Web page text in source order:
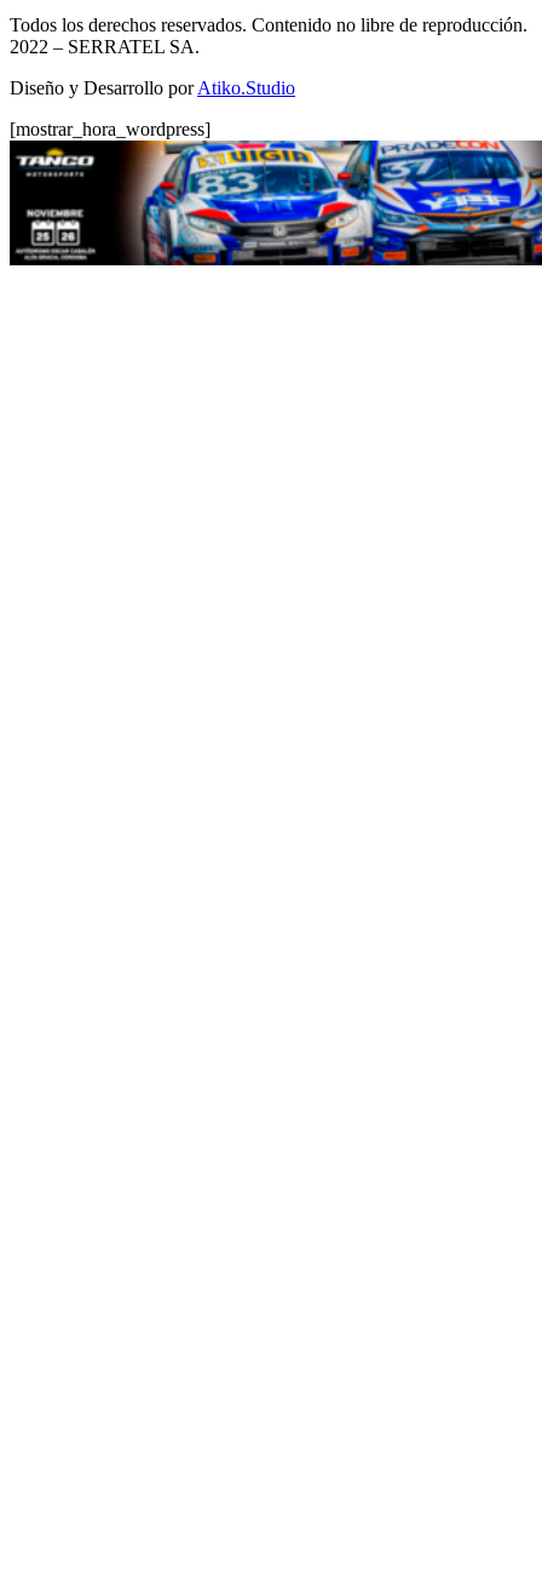
Todos los derechos reservados. Contenido no libre de reproducción.
2022 – SERRATEL SA.
Diseño y Desarrollo porAtiko.Studio
[mostrar_hora_wordpress]